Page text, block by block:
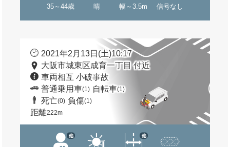
35～44歳 晴 幅～3.5m 信号なし
2021年2月13日(土)10:17
大阪市城東区成育一丁目 付近
車両相互 小破事故
普通乗用車(1) 自転車(1)
死亡(0) 負傷(1)
距離222m
他 他